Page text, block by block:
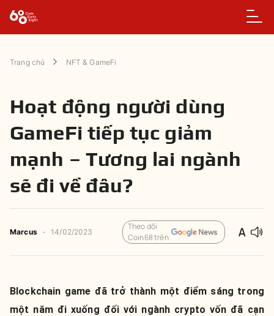
Trang chủ NFT & GameFi
Hoạt động người dùng
GameFi tiếp tục giảm
mạnh – Tương lai ngành
sẽ đi về đâu?
Marcus - 14/02/2023
Theo dõi
Coin68 trên
Blockchain game đã trở thành một điểm sáng trong
một năm đi xuống đối với ngành crypto vốn đã cạn